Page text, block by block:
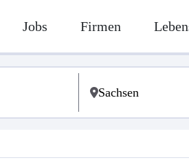
Jobs Firmen